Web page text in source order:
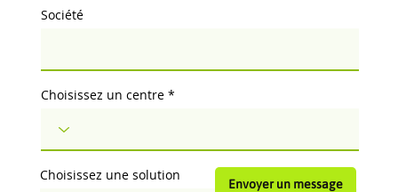
Choisissez un centre
Société
Choisissez une solution
Envoyer un message